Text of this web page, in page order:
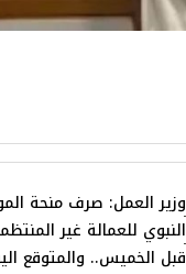
وزير العمل: صرف منحة
النبوي للعمالة غير
قبل الخميس.. والمتوقع